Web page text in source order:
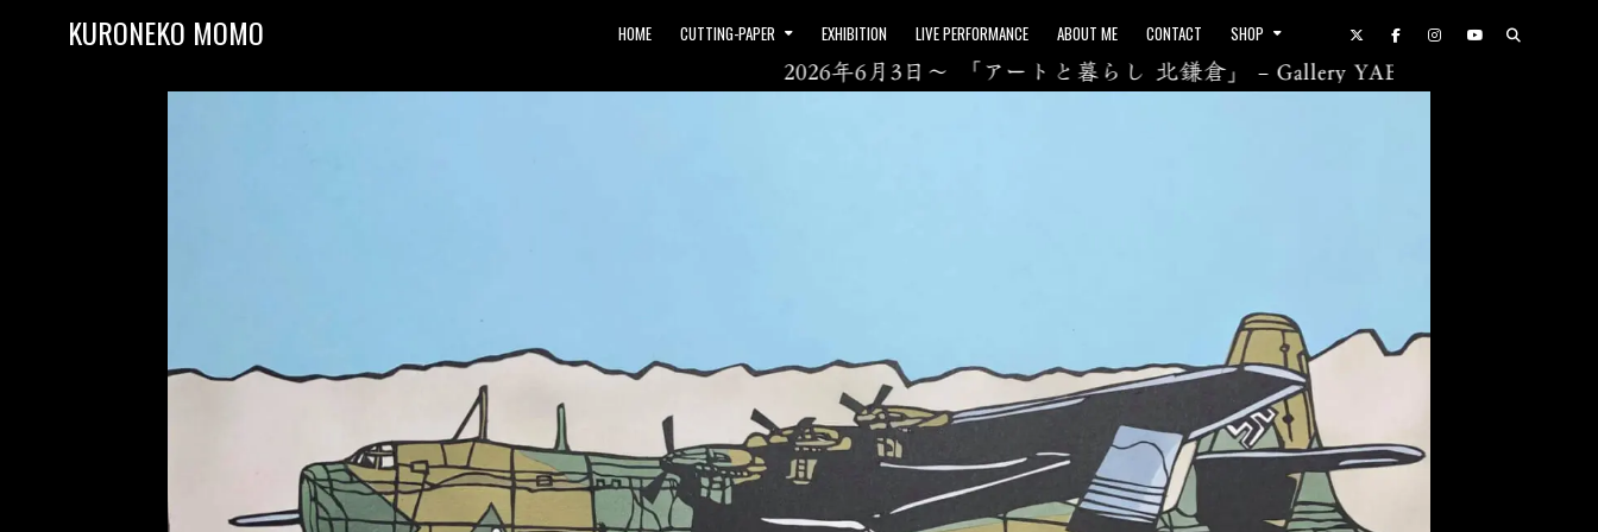
KURONEKO MOMO HOME CUTTING-PAPER EXHIBITION LIVE PERFORMANCE ABOUT ME CONTACT
SHOP
2026年6月3日～ 「アートと暮らし 北鎌倉」 – Gallery YAEZAKURA